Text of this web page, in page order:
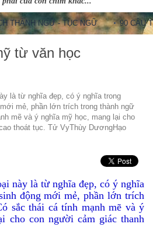
NGỮ - TỤC NGỮ 90 CÂU THÀNH
từ văn học
là từ nghĩa đẹp, có ý nghĩa trong
mẻ, phần lớn trích trong thành ngữ
mẽ và ý nghĩa mỹ học, mang lại cho
thoát tục. Tử VyThùy DươngHạo
này là từ nghĩa đẹp, có ý nghĩa
động mới mẻ, phần lớn trích
sắc thái cá tính mạnh mẽ và ý
cho con người cảm giác thanh